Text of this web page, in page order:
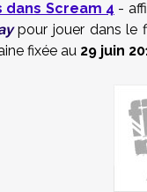
dans Scream 4 -
pour jouer dans le
fixée au 29 juin